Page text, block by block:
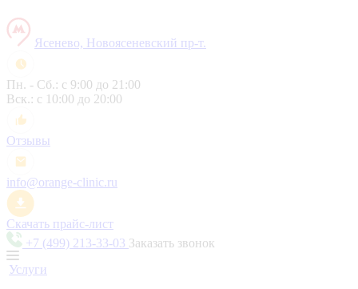
Ясенево, Новоясеневский пр-т.
Пн. - Сб.: с 9:00 до 21:00
Вск.: с 10:00 до 20:00
Отзывы
info@orange-clinic.ru
Скачать прайс-лист
+7 (499) 213-33-03 Заказать звонок
Услуги